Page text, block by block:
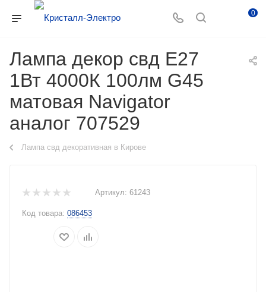
0
Лампа декор свд Е27
1Вт 4000К 100лм G45
матовая Navigator
аналог 707529
Лампа свд декоративная в Кирове
Артикул: 61243
Код товара: 086453